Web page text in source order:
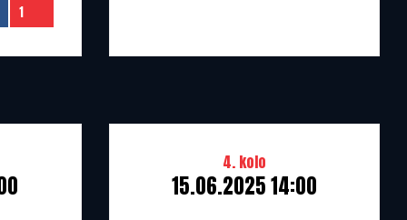
1
4. kolo
15.06.2025 14:00